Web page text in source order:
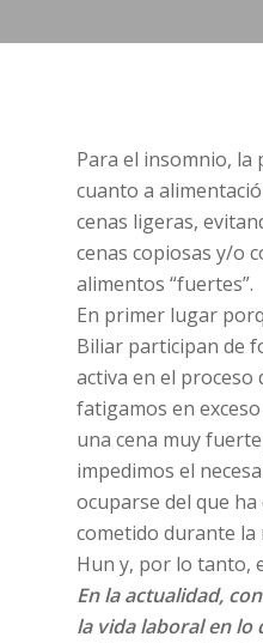
Para el insomnio, la
cuanto a
cenas ligeras,
cenas copiosas y/o
alimentos “fuertes”.
En primer lugar
Biliar participan de
activa en el proceso
fatigamos en
una cena muy
impedimos el
ocuparse del que
cometido durante la
Hun y, por lo tanto,
En la actualidad,
la vida laboral en lo